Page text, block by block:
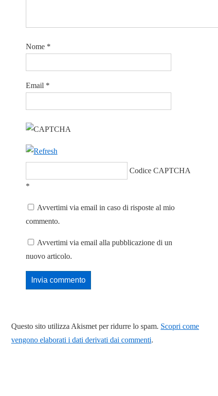
Nome *
Email *
Codice CAPTCHA
*
Avvertimi via email in caso di risposte al mio
commento.
Avvertimi via email alla pubblicazione di un
nuovo articolo.
Questo sito utilizza Akismet per ridurre lo spam. Scopri come
vengono elaborati i dati derivati dai commenti.